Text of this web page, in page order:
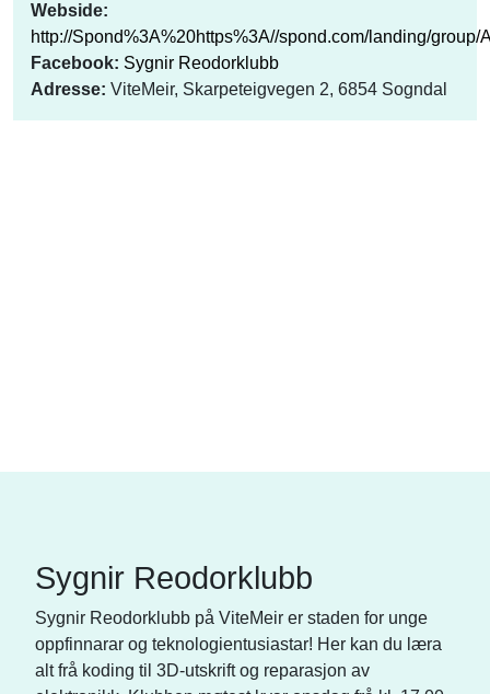
Webside:
http://Spond%3A%20https%3A//spond.com/landing/group/
Facebook: Sygnir Reodorklubb
Adresse: ViteMeir, Skarpeteigvegen 2, 6854 Sogndal
Sygnir Reodorklubb
Sygnir Reodorklubb på ViteMeir er staden for unge
oppfinnarar og teknologientusiastar! Her kan du læra
alt frå koding til 3D-utskrift og reparasjon av